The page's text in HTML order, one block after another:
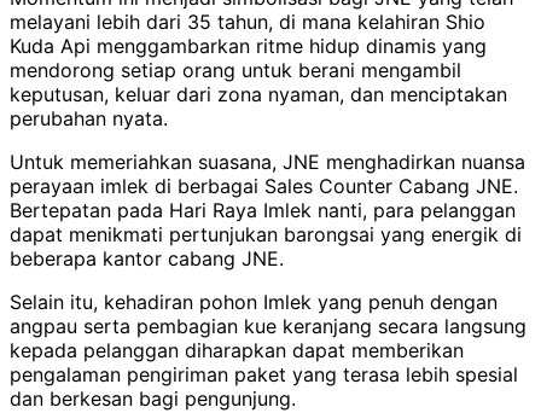
melayani lebih dari 35 tahun, di mana kelahiran Shio
Kuda Api menggambarkan ritme hidup dinamis yang
mendorong setiap orang untuk berani mengambil
keputusan, keluar dari zona nyaman, dan menciptakan
perubahan nyata.
Untuk memeriahkan suasana, JNE menghadirkan nuansa
perayaan imlek di berbagai Sales Counter Cabang JNE.
Bertepatan pada Hari Raya Imlek nanti, para pelanggan
dapat menikmati pertunjukan barongsai yang energik di
beberapa kantor cabang JNE.
Selain itu, kehadiran pohon Imlek yang penuh dengan
angpau serta pembagian kue keranjang secara langsung
kepada pelanggan diharapkan dapat memberikan
pengalaman pengiriman paket yang terasa lebih spesial
dan berkesan bagi pengunjung.